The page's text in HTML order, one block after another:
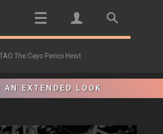
The Cayo Perico Heist
EXTENDED LOOK